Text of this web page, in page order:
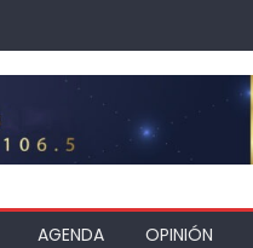
AGENDA OPINIÓN